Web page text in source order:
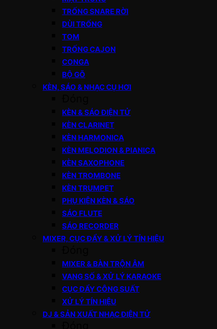
TRỐNG SNARE RỜI
DÙI TRỐNG
TOM
TRỐNG CAJON
CONGA
BỘ GÕ
KÈN, SÁO & NHẠC CỤ HƠI
KÈN & SÁO ĐIỆN TỬ
KÈN CLARINET
KÈN HARMONICA
KÈN MELODION & PIANICA
KÈN SAXOPHONE
KÈN TROMBONE
KÈN TRUMPET
PHỤ KIỆN KÈN & SÁO
SÁO FLUTE
SÁO RECORDER
MIXER, CỤC ĐẨY & XỬ LÝ TÍN HIỆU
MIXER & BÀN TRỘN ÂM
VANG SỐ & XỬ LÝ KARAOKE
CỤC ĐẨY CÔNG SUẤT
XỬ LÝ TÍN HIỆU
DJ & SẢN XUẤT NHẠC ĐIỆN TỬ